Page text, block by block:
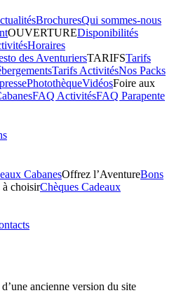
BrochuresQui sommes-nous
OUVERTUREDisponibilités
Horaires
des AventuriersTARIFSTarifs
Tarifs ActivitésNos Packs
PhotothèqueVidéosFoire aux
FAQ ActivitésFAQ Parapente
CabanesOffrez l’AventureBons
à choisirChèques Cadeaux
ancienne version du site